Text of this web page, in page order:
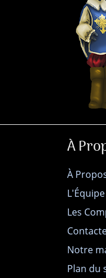
À
À
L'Équipe
Les
Notre
Plan du